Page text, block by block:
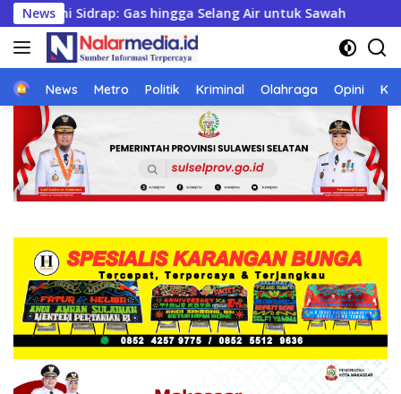
Langsung
ke
konten
News
Selang Air untuk Sawah Londo Ireng
Home
News Metro Politik Kriminal Olahraga Opini